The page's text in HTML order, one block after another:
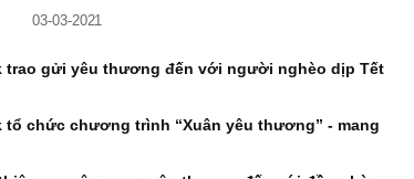
03-03-2021
trao gửi yêu thương đến với người nghèo dịp Tết
tổ chức chương trình “Xuân yêu thương” - mang